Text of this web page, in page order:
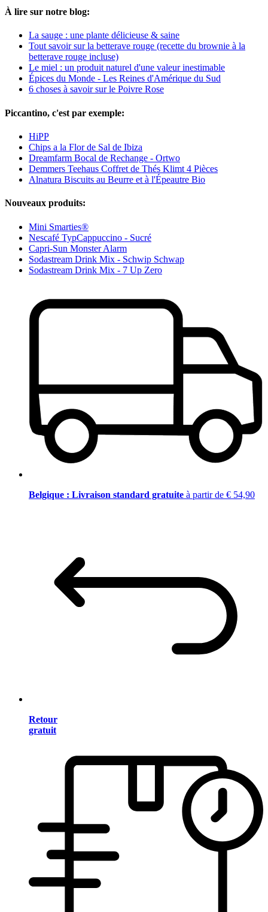
À lire sur notre blog:
La sauge : une plante délicieuse & saine
Tout savoir sur la betterave rouge (recette du brownie à la
betterave rouge incluse)
Le miel : un produit naturel d'une valeur inestimable
Épices du Monde - Les Reines d'Amérique du Sud
6 choses à savoir sur le Poivre Rose
Piccantino, c'est par exemple:
HiPP
Chips a la Flor de Sal de Ibiza
Dreamfarm Bocal de Rechange - Ortwo
Demmers Teehaus Coffret de Thés Klimt 4 Pièces
Alnatura Biscuits au Beurre et à l'Épeautre Bio
Nouveaux produits:
Mini Smarties®
Nescafé TypCappuccino - Sucré
Capri-Sun Monster Alarm
Sodastream Drink Mix - Schwip Schwap
Sodastream Drink Mix - 7 Up Zero
Belgique : Livraison standard gratuite à partir de € 54,90
Retour
gratuit